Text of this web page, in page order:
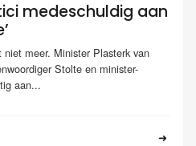
medeschuldig aan
niet meer. Minister Plasterk van
Stolte en minister-
aan...